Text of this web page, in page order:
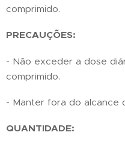
comprimido.
PRECAUÇÕES:
- Não exceder a dose
comprimido.
- Manter fora do alcance
QUANTIDADE: